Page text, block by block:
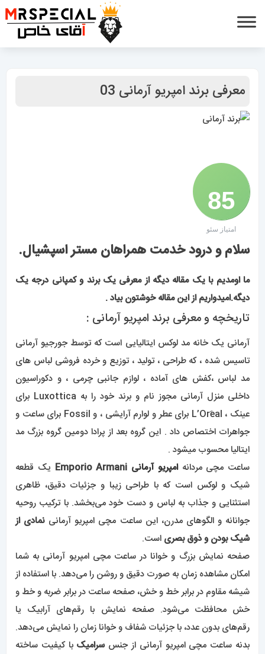
معرفی برند امپریو آرمانی 03
85
/ 100
امتیاز سئو
سلام و درود خدمت همراهان مستر اسپشیال.
ما اومدیم با یک مقاله دیگه از معرفی یک برند و کمپانی درجه یک
دیگه.امیدواریم از این مقاله خوشتون بیاد .
تاریخچه و معرفی برند امپریو آرمانی :
آرمانی یک خانه مد لوکس ایتالیایی است که توسط جورجیو آرمانی
تاسیس شده ، که طراحی ، تولید ، توزیع و خرده فروشی لباس های
مد لباس ،کفش های آماده ، لوازم جانبی چرمی ، و دکوراسیون
داخلی منزل آرمانی مجوز نام و برند خود را به Luxottica برای
عینک ، L’Orَeal برای عطر و لوارم آرایشی ، و Fossil برای ساعت و
جواهرات اختصاص داد . این گروه بعد از پرادا دومین گروه بزرگ مد
ایتالیا محسوب میشود .
ساعت مچی مردانهامپریو آرمانی
یک قطعه
شیک و لوکس است که با طراحی زیبا و جزئیات دقیق، ظاهری
استثنایی و جذاب به لباس و دست خود می‌بخشد. با ترکیب روحیه
جوانانه و الگوهای مدرن، این ساعت مچی امپریو آرمانی نمادی از
شیک بودن و ذوق بصری است.
صفحه نمایش بزرگ و خوانا در ساعت مچی امپریو آرمانی به شما
امکان مشاهده زمان به صورت دقیق و روشن را می‌دهد. با استفاده از
شیشه مقاوم در برابر خط و خش، صفحه ساعت در برابر ضربه و خط و
خش محافظت می‌شود. صفحه نمایش با رقم‌های آرابیک یا
رقم‌های بدون عدد، با جزئیات شفاف و خوانا زمان را نمایش می‌دهد.
بدنه ساعت مچی امپریو آرمانی از جنسسرامیک با کیفیت ساخته